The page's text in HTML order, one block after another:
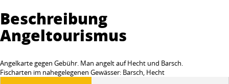
Beschreibung
Angeltourismus
Angelkarte gegen Gebühr. Man angelt auf Hecht und Barsch.
Fischarten im nahegelegenen Gewässer: Barsch, Hecht